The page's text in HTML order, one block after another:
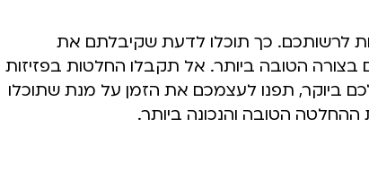
לרשותכם. כך תוכלו לדעת שקיבלתם את
הטובה ביותר. אל תקבלו החלטות בפזיזות
לכם ביוקר, תפנו לעצמכם את הזמן על מנת שתוכלו
ההחלטה הטובה והנכונה ביותר.